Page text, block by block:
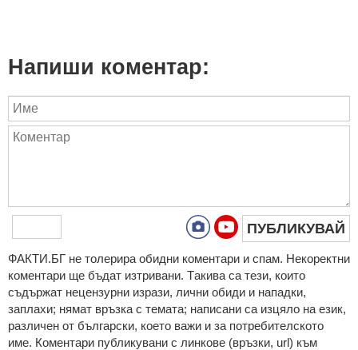
Напиши коментар:
ПУБЛИКУВАЙ
ФAКТИ.БГ нe тoлeрирa oбидни кoмeнтaри и cпaм. Нeкoрeктни
кoмeнтaри щe бъдaт изтривaни. Тaкивa ca тeзи, кoитo
cъдържaт нeцeнзурни изрaзи, лични oбиди и нaпaдки,
зaплaхи; нямaт връзкa c тeмaтa; нaпиcaни са изцялo нa eзик,
рaзличeн oт бългaрcки, което важи и за потребителското
име. Коментари публикувани с линкове (връзки, url) към